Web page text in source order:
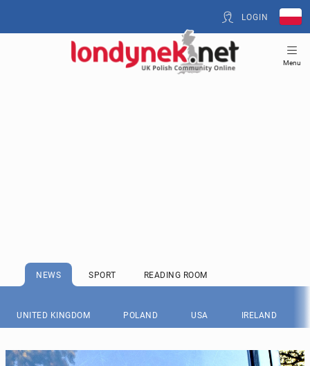
LOGIN
Menu
NEWS SPORT READING ROOM
UNITED KINGDOM POLAND USA IRELAND